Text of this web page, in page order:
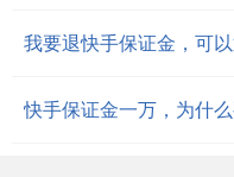
我要退快手保证金，可以
快手保证金一万，为什